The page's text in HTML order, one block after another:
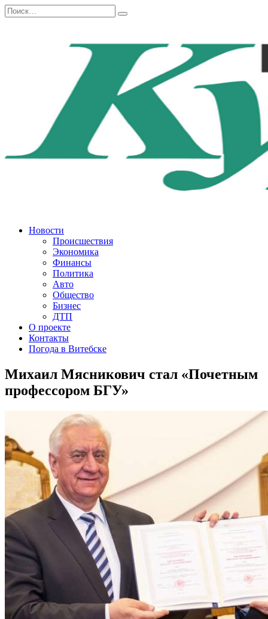
Перейти
к
Search
for:
Новости
Происшествия
Экономика
Финансы
Политика
Авто
Общество
Бизнес
ДТП
О проекте
Контакты
Погода в Витебске
Михаил Мясникович стал «Почетным
профессором БГУ»